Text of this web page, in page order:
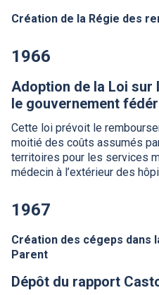
Création de la Régie des
1966
Adoption de la Loi sur
le gouvernement
Cette loi prévoit le
moitié des coûts assumés
territoires pour les services
médecin à l’extérieur des
1967
Création des cégeps dans
Parent
Dépôt du rapport